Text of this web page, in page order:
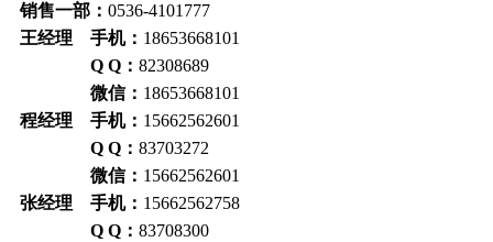
销售一部： 0536-4101777
王经理 手机： 18653668101
Q Q： 82308689
微信： 18653668101
程经理 手机： 15662562601
Q Q： 83703272
微信： 15662562601
张经理 手机： 15662562758
Q Q： 83708300